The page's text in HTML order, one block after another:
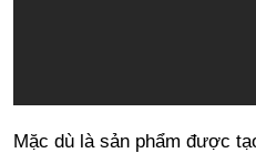
Mặc dù là sản phẩm được